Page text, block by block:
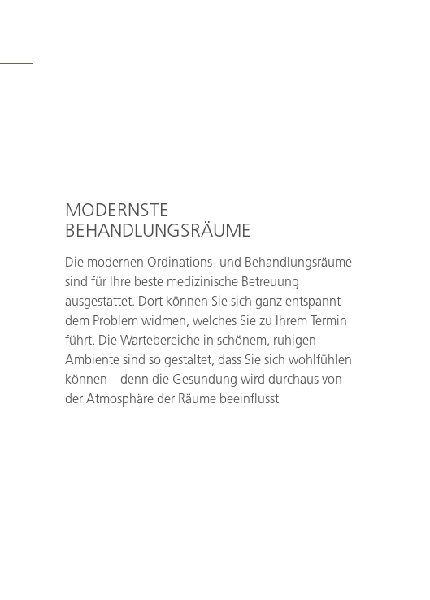
MODERNSTE
BEHANDLUNGSRÄUME
Die modernen Ordinations- und Behandlungsräume
sind für Ihre beste medizinische Betreuung
ausgestattet. Dort können Sie sich ganz entspannt
dem Problem widmen, welches Sie zu Ihrem Termin
führt. Die Wartebereiche in schönem, ruhigen
Ambiente sind so gestaltet, dass Sie sich wohlfühlen
können – denn die Gesundung wird durchaus von
der Atmosphäre der Räume beeinflusst